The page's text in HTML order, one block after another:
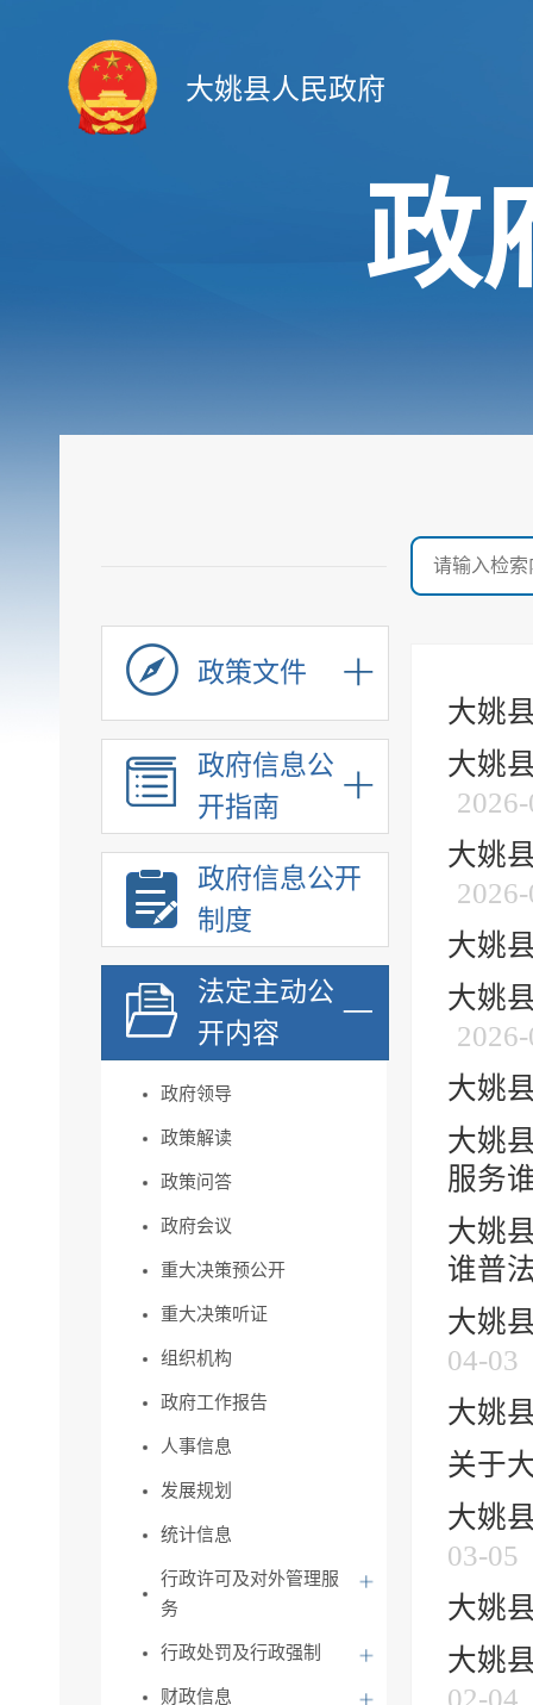
大姚县人民政府
政
政策文件
政府信息公
开指南
政府信息公开
制度
法定主动公
开内容
政府领导
政策解读
政策问答
政府会议
重大决策预公开
重大决策听证
组织机构
政府工作报告
人事信息
发展规划
统计信息
行政许可及对外管理服
务
行政处罚及行政强制
财政信息
大姚
大姚
大姚
大姚
大姚
大姚
大姚
服务
大姚
谁普
大姚
04-03
大姚
关于
大姚
03-05
大姚
大姚
02-04